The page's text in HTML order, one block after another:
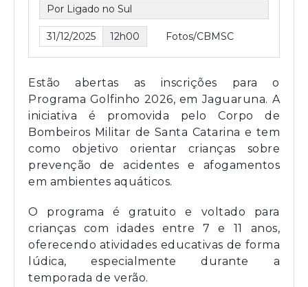
Por Ligado no Sul
31/12/2025 12h00 Fotos/CBMSC
Estão abertas as inscrições para o
Programa Golfinho 2026, em Jaguaruna. A
iniciativa é promovida pelo Corpo de
Bombeiros Militar de Santa Catarina e tem
como objetivo orientar crianças sobre
prevenção de acidentes e afogamentos
em ambientes aquáticos.
O programa é gratuito e voltado para
crianças com idades entre 7 e 11 anos,
oferecendo atividades educativas de forma
lúdica, especialmente durante a
temporada de verão.